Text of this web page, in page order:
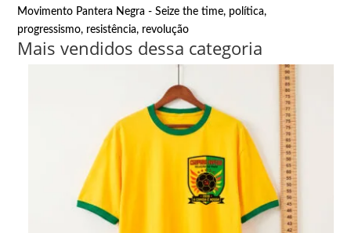
Movimento Pantera Negra - Seize the time, política,
progressismo, resistência, revolução
Mais vendidos dessa categoria